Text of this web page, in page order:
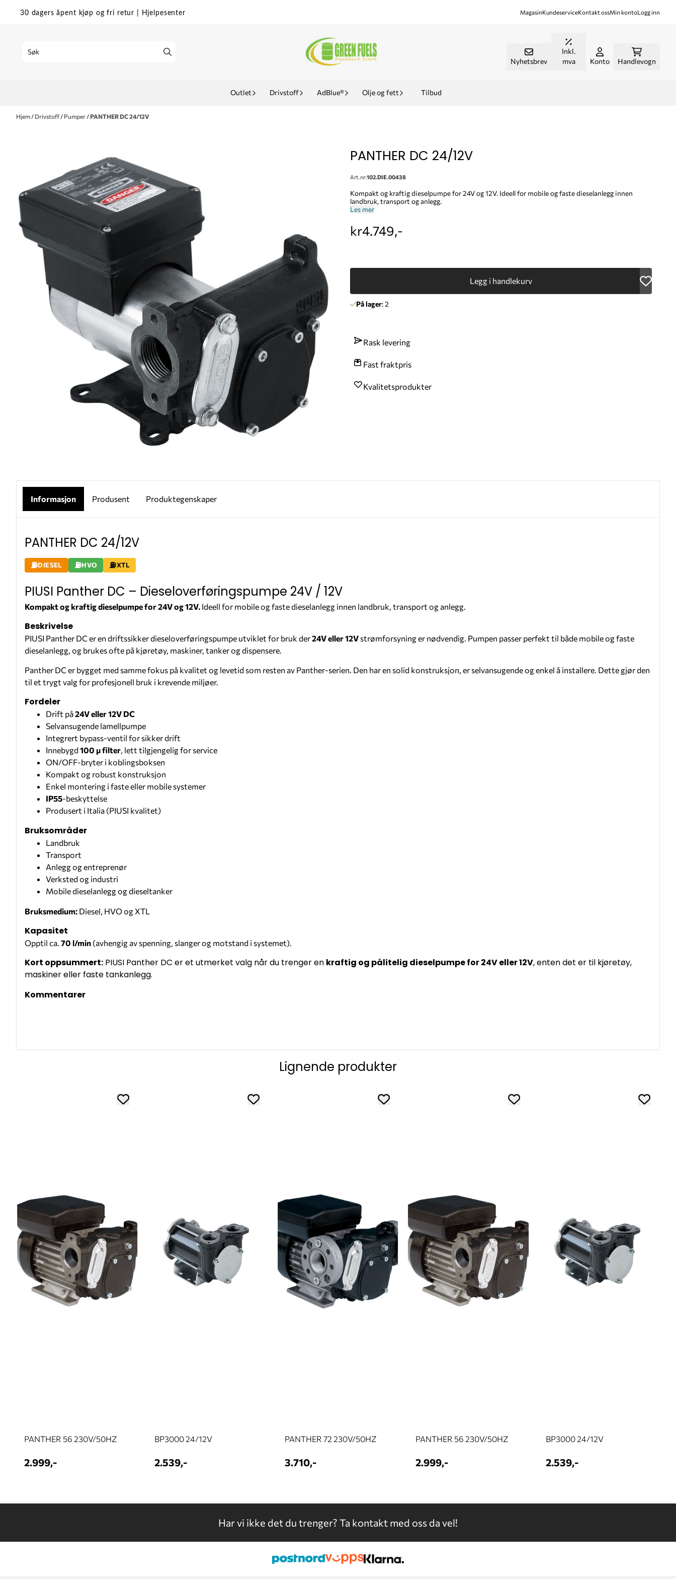
Hopp til innhold
30 dagers åpent kjøp og fri retur Hjelpesenter MagasinKundeserviceKontakt ossMin kontoLogg inn
Nyhetsbrev
Inkl.
mva
Konto Handlevogn
Outlet Drivstoff AdBlue® Olje og fett Tilbud
Hjem / Drivstoff / Pumper /PANTHER DC 24/12V
PANTHER DC 24/12V
Art.nr:102.DIE.00438
Kompakt og kraftig dieselpumpe for 24V og 12V. Ideell for mobile og faste dieselanlegg innen
landbruk, transport og anlegg.
Les mer
kr4.749,-
Legg i handlekurv
På lager: 2
Rask levering
Fast fraktpris
Kvalitetsprodukter
Informasjon Produsent Produktegenskaper
PANTHER DC 24/12V
DIESEL HVO XTL
PIUSI Panther DC – Dieseloverføringspumpe 24V / 12V
Kompakt og kraftig dieselpumpe for 24V og 12V. Ideell for mobile og faste dieselanlegg innen landbruk, transport og anlegg.
Beskrivelse
PIUSI Panther DC er en driftssikker dieseloverføringspumpe utviklet for bruk der24V eller 12V strømforsyning er nødvendig. Pumpen passer perfekt til både mobile og faste
dieselanlegg, og brukes ofte på kjøretøy, maskiner, tanker og dispensere.
Panther DC er bygget med samme fokus på kvalitet og levetid som resten av Panther-serien. Den har en solid konstruksjon, er selvansugende og enkel å installere. Dette gjør den
til et trygt valg for profesjonell bruk i krevende miljøer.
Fordeler
Drift på24V eller 12V DC
Selvansugende lamellpumpe
Integrert bypass-ventil for sikker drift
Innebygd100 µ filter , lett tilgjengelig for service
ON/OFF-bryter i koblingsboksen
Kompakt og robust konstruksjon
Enkel montering i faste eller mobile systemer
IP55-beskyttelse
Produsert i Italia (PIUSI kvalitet)
Bruksområder
Landbruk
Transport
Anlegg og entreprenør
Verksted og industri
Mobile dieselanlegg og dieseltanker
Bruksmedium: Diesel, HVO og XTL
Kapasitet
Opptil ca. 70 l/min (avhengig av spenning, slanger og motstand i systemet).
Kort oppsummert: PIUSI Panther DC er et utmerket valg når du trenger en kraftig og pålitelig dieselpumpe for 24V eller 12V, enten det er til kjøretøy,
maskiner eller faste tankanlegg.
Kommentarer
Lignende produkter
PANTHER 56 230V/50HZ
2.999,-
BP3000 24/12V
2.539,-
PANTHER 72 230V/50HZ
3.710,-
PANTHER 56 230V/50HZ
2.999,-
BP3000 24/12V
2.539,-
Har vi ikke det du trenger? Ta kontakt med oss da vel!